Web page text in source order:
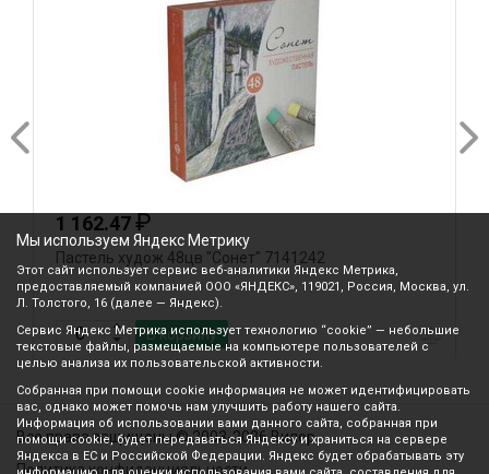
1 162.47₽
Пастель худож 48цв "Сонет" 7141242
В корзину
Все права защищены © 2003-2026 Вилор
Политика конфиденциальности
Мы используем Яндекс Метрику
Этот сайт использует сервис веб-аналитики Яндекс Метрика,
предоставляемый компанией ООО «ЯНДЕКС», 119021, Россия, Москва, ул.
Л. Толстого, 16 (далее — Яндекс).
Сервис Яндекс Метрика использует технологию “cookie” — небольшие
текстовые файлы, размещаемые на компьютере пользователей с
целью анализа их пользовательской активности.
Собранная при помощи cookie информация не может идентифицировать
вас, однако может помочь нам улучшить работу нашего сайта.
Информация об использовании вами данного сайта, собранная при
помощи cookie, будет передаваться Яндексу и храниться на сервере
Яндекса в ЕС и Российской Федерации. Яндекс будет обрабатывать эту